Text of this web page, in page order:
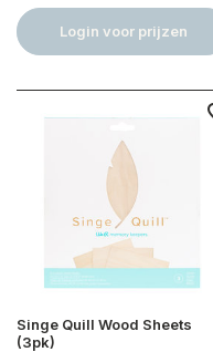
Login voor prijzen
Singe Quill Wood Sheets
(3pk)